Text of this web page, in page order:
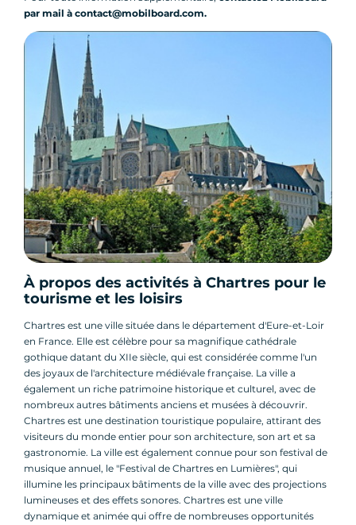
par mail à contact@mobilboard.com.
À propos des activités à Chartres pour le
tourisme et les loisirs
Chartres est une ville située dans le département d'Eure-et-Loir
en France. Elle est célèbre pour sa magnifique cathédrale
gothique datant du XIIe siècle, qui est considérée comme l'un
des joyaux de l'architecture médiévale française. La ville a
également un riche patrimoine historique et culturel, avec de
nombreux autres bâtiments anciens et musées à découvrir.
Chartres est une destination touristique populaire, attirant des
visiteurs du monde entier pour son architecture, son art et sa
gastronomie. La ville est également connue pour son festival de
musique annuel, le "Festival de Chartres en Lumières", qui
illumine les principaux bâtiments de la ville avec des projections
lumineuses et des effets sonores. Chartres est une ville
dynamique et animée qui offre de nombreuses opportunités